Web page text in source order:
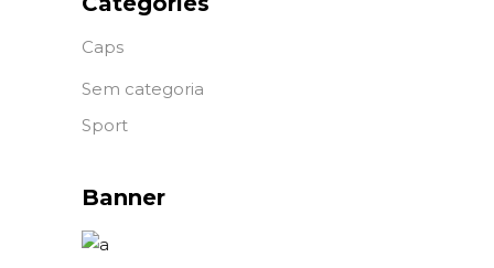
Caps
Sem categoria
Sport
Banner